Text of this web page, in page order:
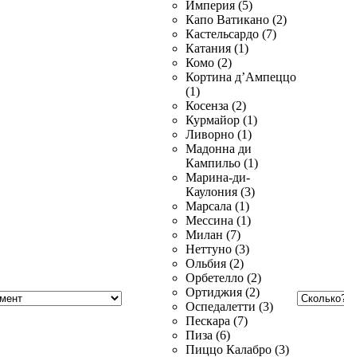
Империя (5)
Капо Ватикано (2)
Кастельсардо (7)
Катания (1)
Комо (2)
Кортина д’Ампеццо
(1)
Косенза (2)
Курмайор (1)
Ливорно (1)
Мадонна ди
Кампильо (1)
Марина-ди-
Каулония (3)
Марсала (1)
Мессина (1)
Милан (7)
Неттуно (3)
Ольбия (2)
Орбетелло (2)
Ортиджия (2)
Оспедалетти (3)
Пескара (7)
Пиза (6)
Пиццо Калабро (3)